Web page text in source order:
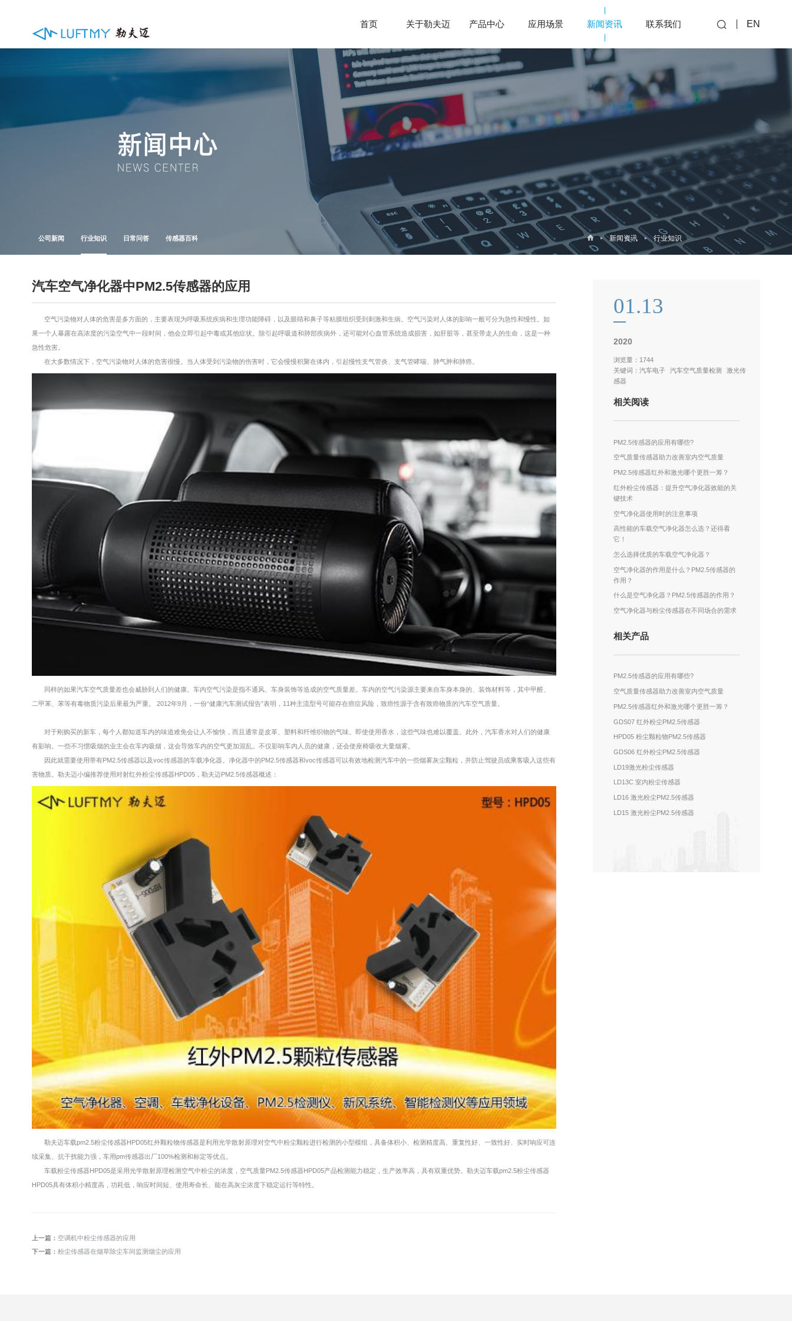
首页 关于勒夫迈 产品中心 应用场景 新闻资讯 联系我们 EN
公司新闻 行业知识 日常问答 传感器百科 新闻资讯 行业知识
汽车空气净化器中PM2.5传感器的应用
空气污染物对人体的危害是多方面的，主要表现为呼吸系统疾病和生理功能障碍，以及眼睛和鼻子等粘膜组织受到刺激和生病。空气污染对人体的影响一般可分为急性和慢性。如
果一个人暴露在高浓度的污染空气中一段时间，他会立即引起中毒或其他症状。除引起呼吸道和肺部疾病外，还可能对心血管系统造成损害，如肝脏等，甚至带走人的生命，这是一种
急性危害。
在大多数情况下，空气污染物对人体的危害很慢。当人体受到污染物的伤害时，它会慢慢积聚在体内，引起慢性支气管炎、支气管哮喘、肺气肿和肺癌。
同样的如果汽车空气质量差也会威胁到人们的健康。车内空气污染是指不通风、车身装饰等造成的空气质量差。车内的空气污染源主要来自车身本身的、装饰材料等，其中甲醛、
二甲苯、苯等有毒物质污染后果最为严重。 2012年9月，一份“健康汽车测试报告”表明，11种主流型号可能存在癌症风险，致癌性源于含有致癌物质的汽车空气质量。
对于刚购买的新车，每个人都知道车内的味道难免会让人不愉快，而且通常是皮革、塑料和纤维织物的气味。即使使用香水，这些气味也难以覆盖。此外，汽车香水对人们的健康
有影响。一些不习惯吸烟的业主会在车内吸烟，这会导致车内的空气更加混乱。不仅影响车内人员的健康，还会使座椅吸收大量烟雾。
因此就需要使用带有PM2.5传感器以及voc传感器的车载净化器。净化器中的PM2.5传感器和voc传感器可以有效地检测汽车中的一些烟雾灰尘颗粒，并防止驾驶员或乘客吸入这些有
害物质。勒夫迈小编推荐使用对射红外粉尘传感器HPD05，勒夫迈PM2.5传感器概述：
勒夫迈车载pm2.5粉尘传感器HPD05红外颗粒物传感器是利用光学散射原理对空气中粉尘颗粒进行检测的小型模组，具备体积小、检测精度高、重复性好、一致性好、实时响应可连
续采集、抗干扰能力强，车用pm传感器出厂100%检测和标定等优点。
车载粉尘传感器HPD05是采用光学散射原理检测空气中粉尘的浓度，空气质量PM2.5传感器HPD05产品检测能力稳定，生产效率高，具有双重优势。勒夫迈车载pm2.5粉尘传感器
HPD05具有体积小精度高，功耗低，响应时间短、使用寿命长、能在高灰尘浓度下稳定运行等特性。
上一篇： 空调机中粉尘传感器的应用
下一篇： 粉尘传感器在烟草除尘车间监测烟尘的应用
01.13
2020
浏览量：1744
关键词：汽车电子 汽车空气质量检测
激光传
感器
相关阅读
PM2.5传感器的应用有哪些?
空气质量传感器助力改善室内空气质量
PM2.5传感器红外和激光哪个更胜一筹？
红外粉尘传感器：提升空气净化器效能的关
键技术
空气净化器使用时的注意事项
高性能的车载空气净化器怎么选？还得看
它！
怎么选择优质的车载空气净化器？
空气净化器的作用是什么？PM2.5传感器的
作用？
什么是空气净化器？PM2.5传感器的作用？
空气净化器与粉尘传感器在不同场合的需求
相关产品
PM2.5传感器的应用有哪些?
空气质量传感器助力改善室内空气质量
PM2.5传感器红外和激光哪个更胜一筹？
GDS07 红外粉尘PM2.5传感器
HPD05 粉尘颗粒物PM2.5传感器
GDS06 红外粉尘PM2.5传感器
LD19激光粉尘传感器
LD13C 室内粉尘传感器
LD16 激光粉尘PM2.5传感器
LD15 激光粉尘PM2.5传感器